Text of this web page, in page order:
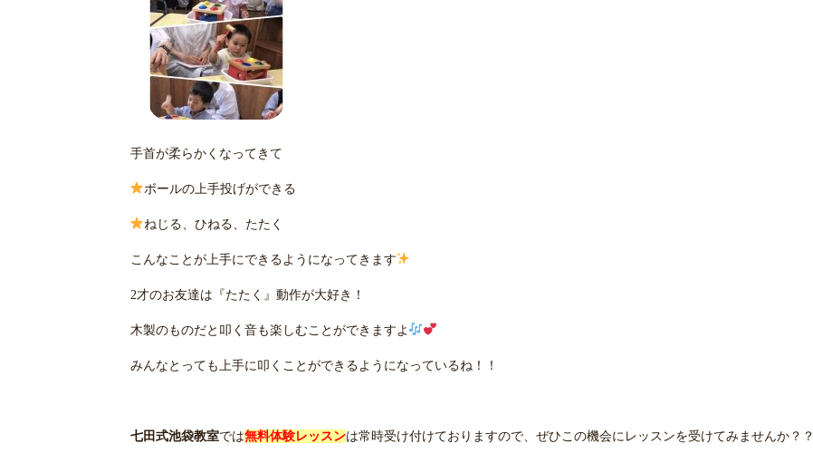
手首が柔らかくなってきて
ボールの上手投げができる
ねじる、ひねる、たたく
こんなことが上手にできるようになってきます
2才のお友達は『たたく』動作が大好き！
木製のものだと叩く音も楽しむことができますよ
みんなとっても上手に叩くことができるようになっているね！！
七田式池袋教室では無料体験レッスンは常時受け付けておりますので、ぜひこの機会にレッスンを受けてみませんか？？